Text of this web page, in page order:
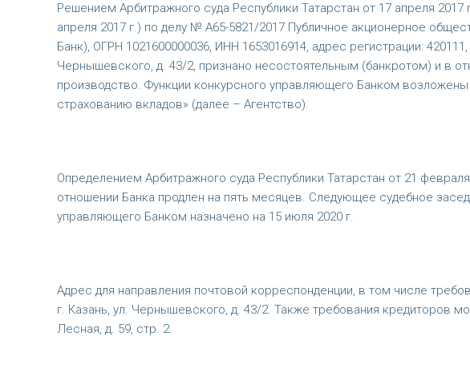
Решением Арбитражного суда Республики Татарстан от 17 апреля
апреля 2017 г.) по делу № А65-5821/2017 Публичное акционерное
Банк), ОГРН 1021600000036, ИНН 1653016914, адрес регистрации:
Чернышевского, д. 43/2, признано несостоятельным (банкротом) и в
производство. Функции конкурсного управляющего Банком
страхованию вкладов» (далее – Агентство).
Определением Арбитражного суда Республики Татарстан от 21
отношении Банка продлен на пять месяцев. Следующее судебное
управляющего Банком назначено на 15 июля 2020 г.
Адрес для направления почтовой корреспонденции, в том числе
г. Казань, ул. Чернышевского, д. 43/2. Также требования кредиторов
Лесная, д. 59, стр. 2.